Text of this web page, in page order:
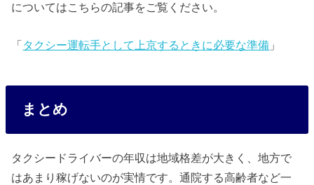
についてはこちらの記事をご覧ください。
「 タクシー運転手として上京するときに必要な準備 」
まとめ
タクシードライバーの年収は地域格差が大きく、地方で
はあまり稼げないのが実情です。通院する高齢者など一